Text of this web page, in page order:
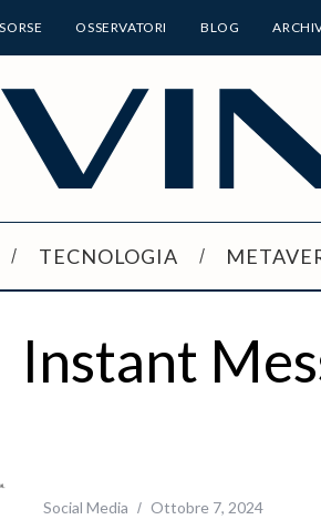
OSSERVATORI BLOG
TECNOLOGIA
Instant
Social Media Ottobre 7, 2024